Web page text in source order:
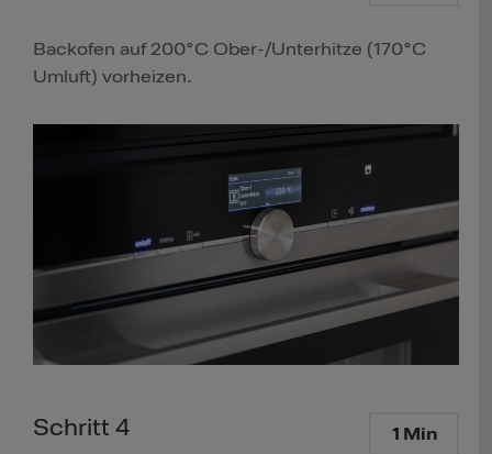
Backofen auf 200°C Ober-/Unterhitze (170°C
Umluft) vorheizen.
Schritt 4 1 Min